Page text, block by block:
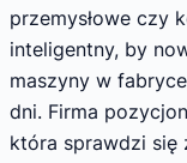
przemysłowe czy
inteligentny, by
maszyny w
dni. Firma
która sprawdzi się